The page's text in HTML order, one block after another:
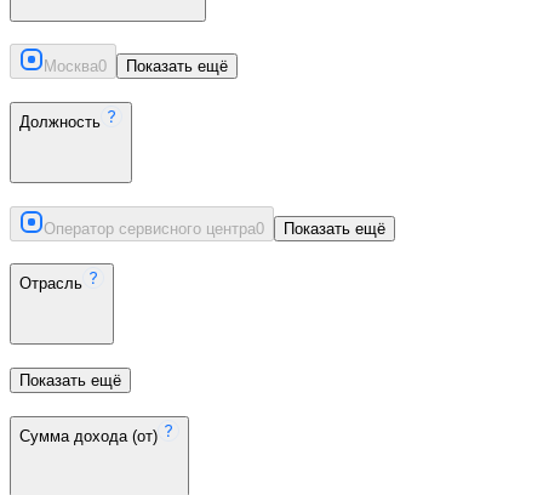
Москва0 Показать ещё
Должность
Оператор сервисного центра0 Показать ещё
Отрасль
Показать ещё
Сумма дохода (от)